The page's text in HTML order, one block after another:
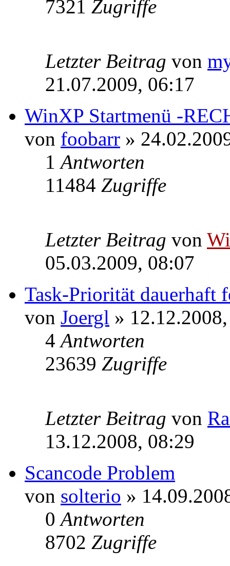
7321 Zugriffe
Letzter Beitrag von
21.07.2009, 06:17
WinXP Startmenü -
von foobarr »
1Antworten
11484 Zugriffe
Letzter Beitrag von
05.03.2009, 08:07
Task-Priorität dauerhaft
von Joergl »
4Antworten
23639 Zugriffe
Letzter Beitrag von
13.12.2008, 08:29
Scancode Problem
von solterio »
0Antworten
8702 Zugriffe